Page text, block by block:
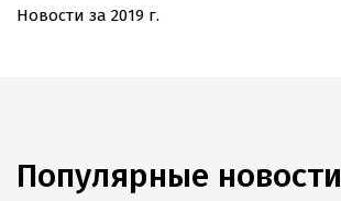
Новости за 2019 г.
Популярные новости